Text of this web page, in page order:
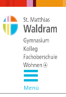
Menü